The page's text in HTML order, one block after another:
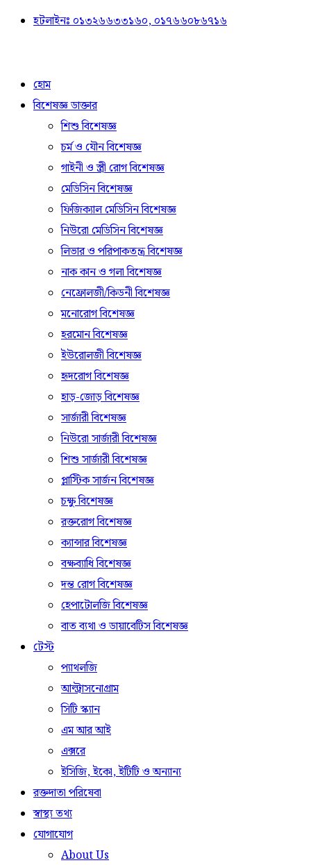
হটলাইনঃ ০১৩২৬৬৩৩১৬০, ০১৭৬৬০৮৬৭১৬
হোম
বিশেষজ্ঞ ডাক্তার
শিশু বিশেষজ্ঞ
চর্ম ও যৌন বিশেষজ্ঞ
গাইনী ও স্ত্রী রোগ বিশেষজ্ঞ
মেডিসিন বিশেষজ্ঞ
ফিজিক্যাল মেডিসিন বিশেষজ্ঞ
নিউরো মেডিসিন বিশেষজ্ঞ
লিভার ও পরিপাকতন্ত্র বিশেষজ্ঞ
নাক কান ও গলা বিশেষজ্ঞ
নেফ্রোলজী/কিডনী বিশেষজ্ঞ
মনোরোগ বিশেষজ্ঞ
হরমোন বিশেষজ্ঞ
ইউরোলজী বিশেষজ্ঞ
হৃদরোগ বিশেষজ্ঞ
হাড়-জোড় বিশেষজ্ঞ
সার্জারী বিশেষজ্ঞ
নিউরো সার্জারী বিশেষজ্ঞ
শিশু সার্জারী বিশেষজ্ঞ
প্লাস্টিক সার্জন বিশেষজ্ঞ
চক্ষু বিশেষজ্ঞ
রক্তরোগ বিশেষজ্ঞ
ক্যান্সার বিশেষজ্ঞ
বক্ষব্যাধি বিশেষজ্ঞ
দন্ত রোগ বিশেষজ্ঞ
হেপাটোলজি বিশেষজ্ঞ
বাত ব্যথা ও ডায়াবেটিস বিশেষজ্ঞ
টেস্ট
প্যাথলজি
আল্ট্রাসনোগ্রাম
সিটি স্ক্যান
এম আর আই
এক্সরে
ইসিজি, ইকো, ইটিটি ও অন্যান্য
রক্তদাতা পরিষেবা
স্বাস্থ্য তথ্য
যোগাযোগ
About Us